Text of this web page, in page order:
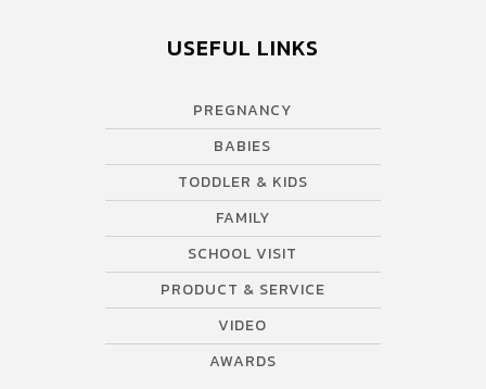
USEFUL LINKS
PREGNANCY
BABIES
TODDLER & KIDS
FAMILY
SCHOOL VISIT
PRODUCT & SERVICE
VIDEO
AWARDS